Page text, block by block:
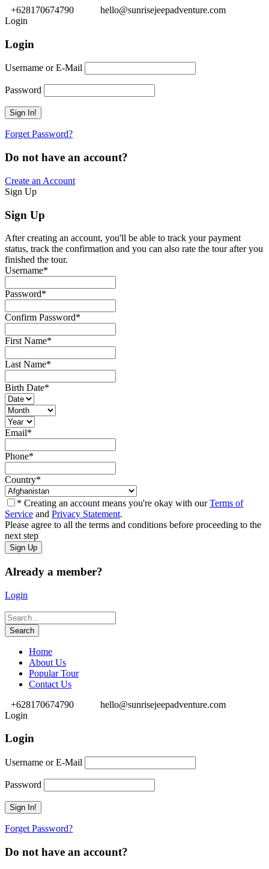
+628170674790
hello@sunrisejeepadventure.com
Login
Login
Username or E-Mail
Password
Forget Password?
Do not have an account?
Create an Account
Sign Up
Sign Up
After creating an account, you'll be able to track your payment
status, track the confirmation and you can also rate the tour after you
finished the tour.
Username*
Password*
Confirm Password*
First Name*
Last Name*
Birth Date*
Email*
Phone*
Country*
* Creating an account means you're okay with ourTerms of
Service and Privacy Statement.
Please agree to all the terms and conditions before proceeding to the
next step
Already a member?
Login
Home
About Us
Popular Tour
Contact Us
+628170674790
hello@sunrisejeepadventure.com
Login
Login
Username or E-Mail
Password
Forget Password?
Do not have an account?